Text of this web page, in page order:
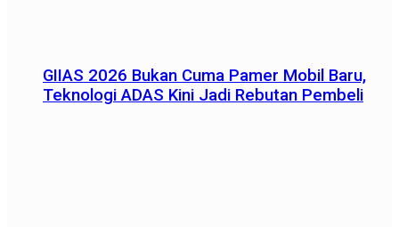
GIIAS 2026 Bukan Cuma Pamer Mobil Baru,
Teknologi ADAS Kini Jadi Rebutan Pembeli